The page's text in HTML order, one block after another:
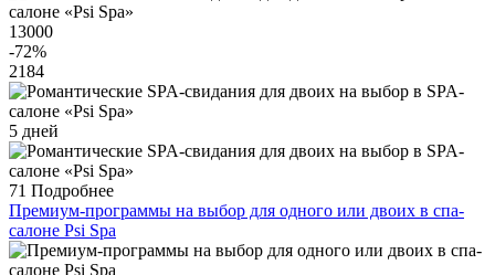
13000
-72%
2184
5 дней
71 Подробнее
Премиум-программы на выбор для одного или двоих в спа-
салоне Psi Spa